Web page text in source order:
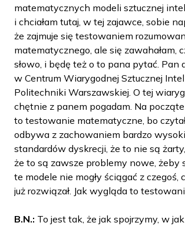
matematycznych modeli sztucznej
i chciałam tutaj, w tej zajawce, sobie
że zajmuje się testowaniem
matematycznego, ale się zawahałam,
słowo, i będę też o to pana pytać. Pan
w Centrum Wiarygodnej Sztucznej
Politechniki Warszawskiej. O tej
chętnie z panem pogadam. Na
to testowanie matematyczne, bo
odbywa z zachowaniem bardzo
standardów dyskrecji, że to nie są żarty,
że to są zawsze problemy nowe, żeby
te modele nie mogły ściągać z czegoś,
już rozwiązał. Jak wygląda to
B.N.: To jest tak, że jak spojrzymy, w